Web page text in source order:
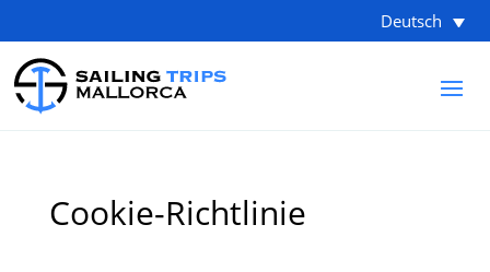
Deutsch
Cookie-Richtlinie